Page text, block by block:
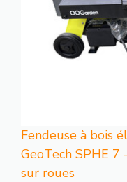
Fendeuse à bois
GeoTech SPHE
sur roues